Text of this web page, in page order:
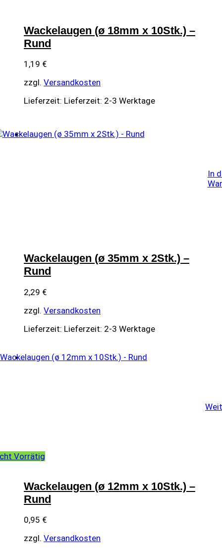
Wackelaugen (ø 18mm x 10Stk.) –
Rund
1,19 €
zzgl. Versandkosten
Lieferzeit: Lieferzeit: 2-3 Werktage
In
Wackelaugen (ø 35mm x 2Stk.) –
Rund
2,29 €
zzgl. Versandkosten
Lieferzeit: Lieferzeit: 2-3 Werktage
Vorrätig
Wackelaugen (ø 12mm x 10Stk.) –
Rund
0,95 €
zzgl. Versandkosten